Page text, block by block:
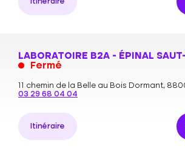
Itinéraire
LABORATOIRE B2A - ÉPINAL
Fermé
11 chemin de la Belle au Bois Dormant,
03 29 68 04 04
Itinéraire